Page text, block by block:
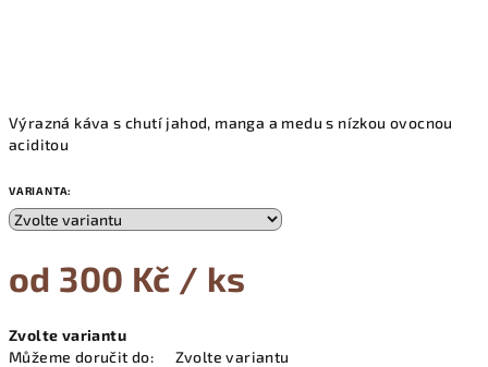
Výrazná káva s chutí jahod, manga a medu s nízkou ovocnou
aciditou
VARIANTA:
od 300 Kč / ks
cena:
Zvolte variantu
Můžeme doručit do:
Zvolte variantu